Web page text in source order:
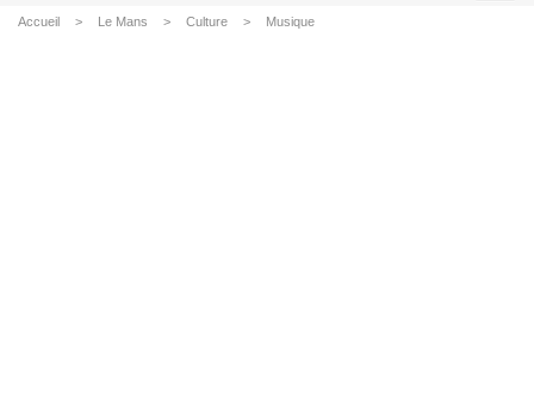
Accueil Le Mans Culture Musique